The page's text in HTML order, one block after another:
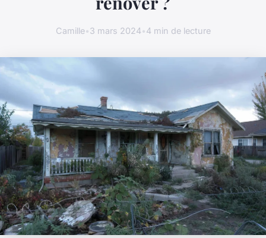
Camille•3 mars 2024•4 min de lecture